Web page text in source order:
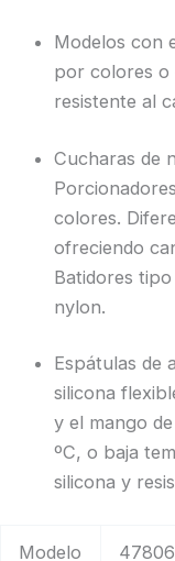
Modelos con
por colores o
resistente al
Cucharas de
colores.
ofreciendo
Batidores
nylon.
Espátulas de
silicona
y el mango
ºC, o baja
silicona y
Modelo